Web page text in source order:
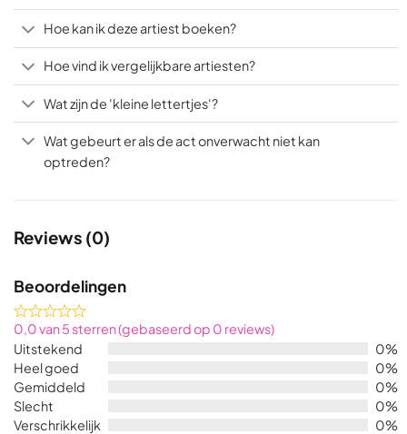
Hoe kan ik deze artiest boeken?
Hoe vind ik vergelijkbare artiesten?
Wat zijn de 'kleine lettertjes'?
Wat gebeurt er als de act onverwacht niet kan
optreden?
Reviews (0)
Beoordelingen
Rated
0,0
of
5
0,0 van 5 sterren (gebaseerd op 0 reviews)
Uitstekend
0%
Heel goed
0%
Gemiddeld
0%
Slecht
0%
Verschrikkelijk
0%